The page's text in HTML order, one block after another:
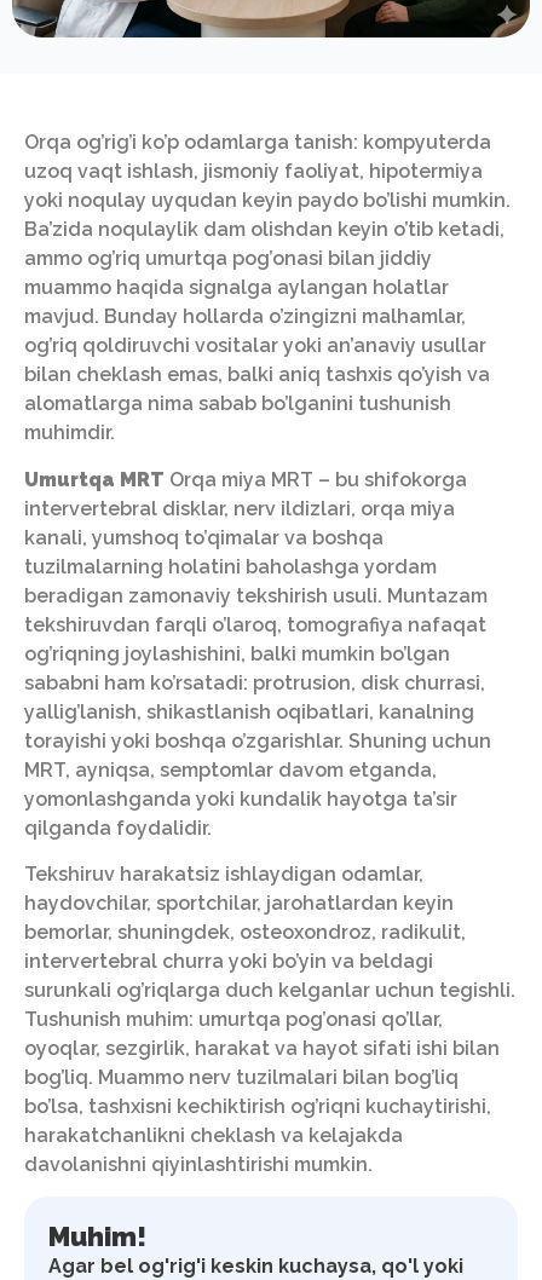
Orqa og’rig’i ko’p odamlarga tanish: kompyuterda
uzoq vaqt ishlash, jismoniy faoliyat, hipotermiya
yoki noqulay uyqudan keyin paydo bo’lishi mumkin.
Ba’zida noqulaylik dam olishdan keyin o’tib ketadi,
ammo og’riq umurtqa pog’onasi bilan jiddiy
muammo haqida signalga aylangan holatlar
mavjud. Bunday hollarda o’zingizni malhamlar,
og’riq qoldiruvchi vositalar yoki an’anaviy usullar
bilan cheklash emas, balki aniq tashxis qo’yish va
alomatlarga nima sabab bo’lganini tushunish
muhimdir.
Umurtqa MRT Orqa miya MRT – bu shifokorga
intervertebral disklar, nerv ildizlari, orqa miya
kanali, yumshoq to’qimalar va boshqa
tuzilmalarning holatini baholashga yordam
beradigan zamonaviy tekshirish usuli. Muntazam
tekshiruvdan farqli o’laroq, tomografiya nafaqat
og’riqning joylashishini, balki mumkin bo’lgan
sababni ham ko’rsatadi: protrusion, disk churrasi,
yallig’lanish, shikastlanish oqibatlari, kanalning
torayishi yoki boshqa o’zgarishlar. Shuning uchun
MRT, ayniqsa, semptomlar davom etganda,
yomonlashganda yoki kundalik hayotga ta’sir
qilganda foydalidir.
Tekshiruv harakatsiz ishlaydigan odamlar,
haydovchilar, sportchilar, jarohatlardan keyin
bemorlar, shuningdek, osteoxondroz, radikulit,
intervertebral churra yoki bo’yin va beldagi
surunkali og’riqlarga duch kelganlar uchun tegishli.
Tushunish muhim: umurtqa pog’onasi qo’llar,
oyoqlar, sezgirlik, harakat va hayot sifati ishi bilan
bog’liq. Muammo nerv tuzilmalari bilan bog’liq
bo’lsa, tashxisni kechiktirish og’riqni kuchaytirishi,
harakatchanlikni cheklash va kelajakda
davolanishni qiyinlashtirishi mumkin.
Muhim!
Agar bel og'rig'i keskin kuchaysa, qo'l yoki